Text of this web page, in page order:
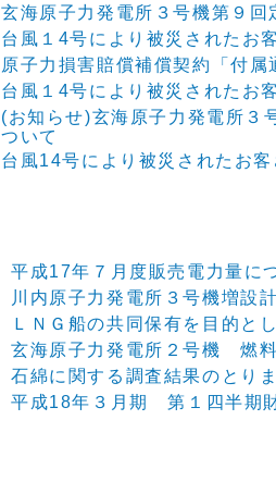
玄海原子力発電所３号機第９
台風１4号により被災されたお
原子力損害賠償補償契約「付
台風１4号により被災されたお
(お知らせ)玄海原子力発電所３
ついて
台風14号により被災されたお
平成17年７月度販売電力量に
川内原子力発電所３号機増設
ＬＮＧ船の共同保有を目的と
玄海原子力発電所２号機 燃
石綿に関する調査結果のとり
平成18年３月期 第１四半期